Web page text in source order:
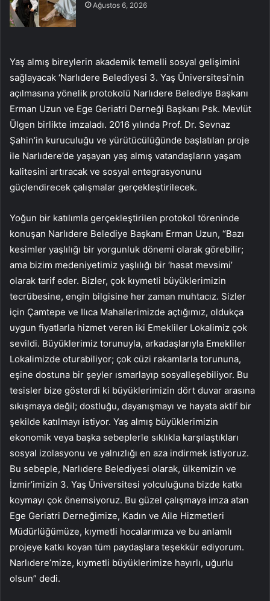
Ağustos 6, 2026
Yaş almış bireylerin akademik temelli sosyal gelişimini
sağlayacak ‘Narlıdere Belediyesi 3. Yaş Üniversitesi’nin
açılmasına yönelik protokolü Narlıdere Belediye Başkanı
Erman Uzun ve Ege Geriatri Derneği Başkanı Psk. Mevlüt
Ülgen birlikte imzaladı. 2016 yılında Prof. Dr. Sevnaz
Şahin’in kuruculuğu ve yürütücülüğünde başlatılan proje
ile Narlıdere’de yaşayan yaş almış vatandaşların yaşam
kalitesini artıracak ve sosyal entegrasyonunu
güçlendirecek çalışmalar gerçekleştirilecek.
Yoğun bir katılımla gerçekleştirilen protokol töreninde
konuşan Narlıdere Belediye Başkanı Erman Uzun, “Bazı
kesimler yaşlılığı bir yorgunluk dönemi olarak görebilir;
ama bizim medeniyetimiz yaşlılığı bir ‘hasat mevsimi’
olarak tarif eder. Bizler, çok kıymetli büyüklerimizin
tecrübesine, engin bilgisine her zaman muhtacız. Sizler
için Çamtepe ve Ilıca Mahallerimizde açtığımız, oldukça
uygun fiyatlarla hizmet veren iki Emekliler Lokalimiz çok
sevildi. Büyüklerimiz torunuyla, arkadaşlarıyla Emekliler
Lokalimizde oturabiliyor; çok cüzi rakamlarla torununa,
eşine dostuna bir şeyler ısmarlayıp sosyalleşebiliyor. Bu
tesisler bize gösterdi ki büyüklerimizin dört duvar arasına
sıkışmaya değil; dostluğu, dayanışmayı ve hayata aktif bir
şekilde katılmayı istiyor. Yaş almış büyüklerimizin
ekonomik veya başka sebeplerle sıklıkla karşılaştıkları
sosyal izolasyonu ve yalnızlığı en aza indirmek istiyoruz.
Bu sebeple, Narlıdere Belediyesi olarak, ülkemizin ve
İzmir’imizin 3. Yaş Üniversitesi yolculuğuna bizde katkı
koymayı çok önemsiyoruz. Bu güzel çalışmaya imza atan
Ege Geriatri Derneğimize, Kadın ve Aile Hizmetleri
Müdürlüğümüze, kıymetli hocalarımıza ve bu anlamlı
projeye katkı koyan tüm paydaşlara teşekkür ediyorum.
Narlıdere’mize, kıymetli büyüklerimize hayırlı, uğurlu
olsun” dedi.